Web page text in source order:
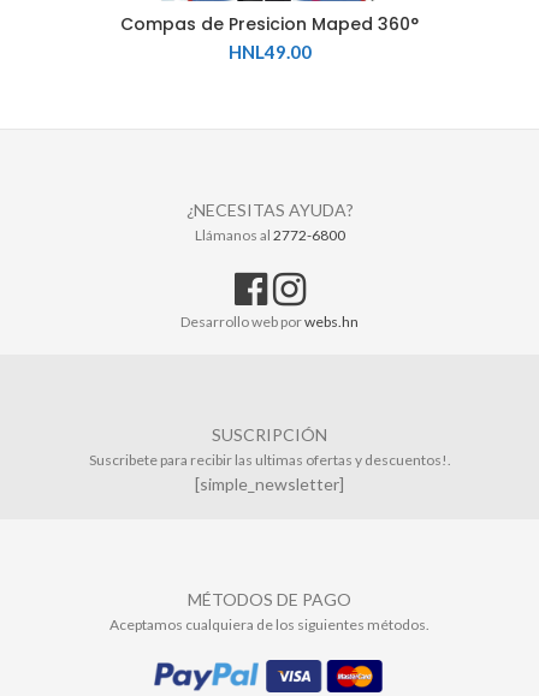
Compas de Presicion Maped 360°
HNL49.00
¿NECESITAS AYUDA?
Llámanos al 2772-6800
Desarrollo web porwebs.hn
SUSCRIPCIÓN
Suscribete para recibir las ultimas ofertas y descuentos!.
[simple_newsletter]
MÉTODOS DE PAGO
Aceptamos cualquiera de los siguientes métodos.